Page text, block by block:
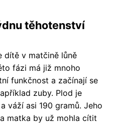
těhotenství
dítě v matčině lůně
fázi má již mnoho
funkčnost a začínají se
zuby. Plod je
váží asi 190 gramů. Jeho
matka by už mohla cítit